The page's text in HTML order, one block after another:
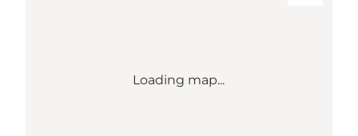
Loading map...